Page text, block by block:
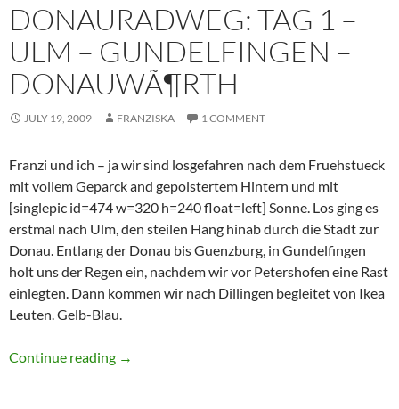
DONAURADWEG: TAG 1 –
ULM – GUNDELFINGEN –
DONAUWÃ¶RTH
JULY 19, 2009 FRANZISKA 1 COMMENT
Franzi und ich – ja wir sind losgefahren nach dem Fruehstueck
mit vollem Geparck and gepolstertem Hintern und mit
[singlepic id=474 w=320 h=240 float=left] Sonne. Los ging es
erstmal nach Ulm, den steilen Hang hinab durch die Stadt zur
Donau. Entlang der Donau bis Guenzburg, in Gundelfingen
holt uns der Regen ein, nachdem wir vor Petershofen eine Rast
einlegten. Dann kommen wir nach Dillingen begleitet von Ikea
Leuten. Gelb-Blau.
Continue reading Donauradweg: Tag 1 – Ulm – Gundelfingen
→